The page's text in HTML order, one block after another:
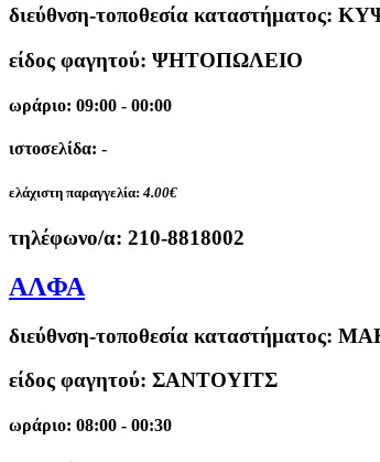
διεύθνση-τοποθεσία καταστήματος:
είδος φαγητού: ΨΗΤΟΠΩΛΕΙΟ
ωράριο: 09:00 - 00:00
ιστοσελίδα: -
ελάχιστη παραγγελία: 4.00€
τηλέφωνο/α: 210-8818002
ΑΛΦΑ
διεύθνση-τοποθεσία καταστήματος:
είδος φαγητού: ΣΑΝΤΟΥΙΤΣ
ωράριο: 08:00 - 00:30